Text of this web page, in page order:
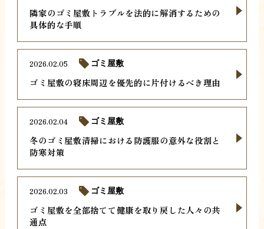
隣家のゴミ屋敷トラブルを法的に解消するための
具体的な手順
ゴミ屋敷の寝床周辺を優先的に片付けるべき理由
2026.02.05 ゴミ屋敷
冬のゴミ屋敷清掃における防護服の意外な役割と
防寒対策
2026.02.04 ゴミ屋敷
ゴミ屋敷を全部捨てて健康を取り戻した人々の共
通点
2026.02.03 ゴミ屋敷